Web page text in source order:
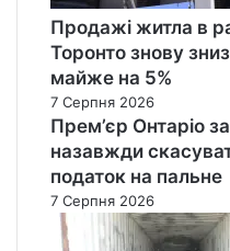
Продажі житла в
Торонто знову
майже на 5%
7 Серпня 2026
Прем’єр Онтаріо
назавжди
податок на пальне
7 Серпня 2026